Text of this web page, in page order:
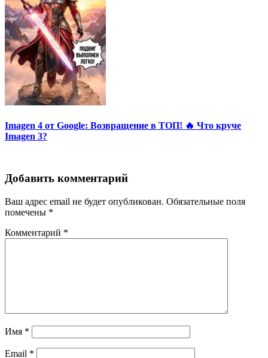
Imagen 4 от Google: Возвращение в ТОП! 🔥 Что круче
Imagen 3?
Добавить комментарий
Ваш адрес email не будет опубликован. Обязательные поля
помечены *
Комментарий *
Имя *
Email *